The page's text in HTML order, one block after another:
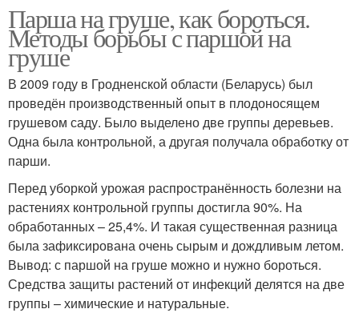
Парша на груше, как бороться.
Методы борьбы с паршой на
груше
В 2009 году в Гродненской области (Беларусь) был
проведён производственный опыт в плодоносящем
грушевом саду. Было выделено две группы деревьев.
Одна была контрольной, а другая получала обработку от
парши.
Перед уборкой урожая распространённость болезни на
растениях контрольной группы достигла 90%. На
обработанных – 25,4%. И такая существенная разница
была зафиксирована очень сырым и дождливым летом.
Вывод: с паршой на груше можно и нужно бороться.
Средства защиты растений от инфекций делятся на две
группы – химические и натуральные.